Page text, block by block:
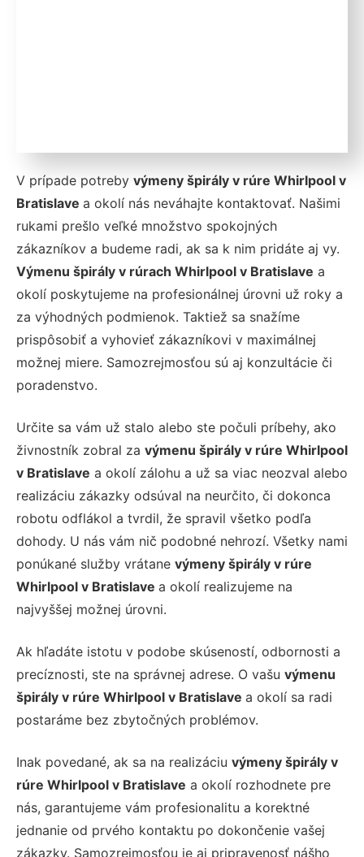
V prípade potreby výmeny špirály v rúre Whirlpool v
Bratislave a okolí nás neváhajte kontaktovať. Našimi
rukami prešlo veľké množstvo spokojných
zákazníkov a budeme radi, ak sa k nim pridáte aj vy.
Výmenu špirály v rúrach Whirlpool v Bratislave a
okolí poskytujeme na profesionálnej úrovni už roky a
za výhodných podmienok. Taktiež sa snažíme
prispôsobiť a vyhovieť zákazníkovi v maximálnej
možnej miere. Samozrejmosťou sú aj konzultácie či
poradenstvo.
Určite sa vám už stalo alebo ste počuli príbehy, ako
živnostník zobral za výmenu špirály v rúre Whirlpool
v Bratislave a okolí zálohu a už sa viac neozval alebo
realizáciu zákazky odsúval na neurčito, či dokonca
robotu odflákol a tvrdil, že spravil všetko podľa
dohody. U nás vám nič podobné nehrozí. Všetky nami
ponúkané služby vrátane výmeny špirály v rúre
Whirlpool v Bratislave a okolí realizujeme na
najvyššej možnej úrovni.
Ak hľadáte istotu v podobe skúseností, odbornosti a
precíznosti, ste na správnej adrese. O vašu výmenu
špirály v rúre Whirlpool v Bratislave a okolí sa radi
postaráme bez zbytočných problémov.
Inak povedané, ak sa na realizáciu výmeny špirály v
rúre Whirlpool v Bratislave a okolí rozhodnete pre
nás, garantujeme vám profesionalitu a korektné
jednanie od prvého kontaktu po dokončenie vašej
zákazky. Samozrejmosťou je aj pripravenosť nášho